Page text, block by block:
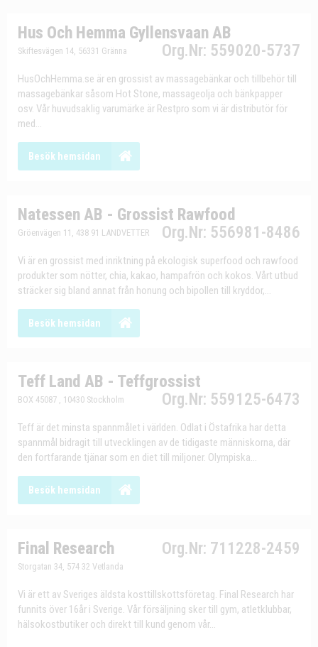
Hus Och Hemma Gyllensvaan AB
Org.Nr: 559020-5737
Skiftesvägen 14, 56331 Gränna
HusOchHemma.se är en grossist av massagebänkar och tillbehör till
massagebänkar såsom Hot Stone, massageolja och bänkpapper
osv. Vår huvudsaklig varumärke är Restpro som vi är distributör för
med...
Besök hemsidan
Natessen AB - Grossist Rawfood
Org.Nr: 556981-8486
Gröenvägen 11, 438 91 LANDVETTER
Vi är en grossist med inriktning på ekologisk superfood och rawfood
produkter som nötter, chia, kakao, hampafrön och kokos. Vårt utbud
sträcker sig bland annat från honung och bipollen till kryddor,...
Besök hemsidan
Teff Land AB - Teffgrossist
Org.Nr: 559125-6473
BOX 45087 , 10430 Stockholm
Teff är det minsta spannmålet i världen. Odlat i Östafrika har detta
spannmål bidragit till utvecklingen av de tidigaste människorna, där
den fortfarande tjänar som en diet till miljoner. Olympiska...
Besök hemsidan
Final Research Org.Nr: 711228-2459
Storgatan 34, 574 32 Vetlanda
Vi är ett av Sveriges äldsta kosttillskottsföretag. Final Research har
funnits över 16år i Sverige. Vår försäljning sker till gym, atletklubbar,
hälsokostbutiker och direkt till kund genom vår...